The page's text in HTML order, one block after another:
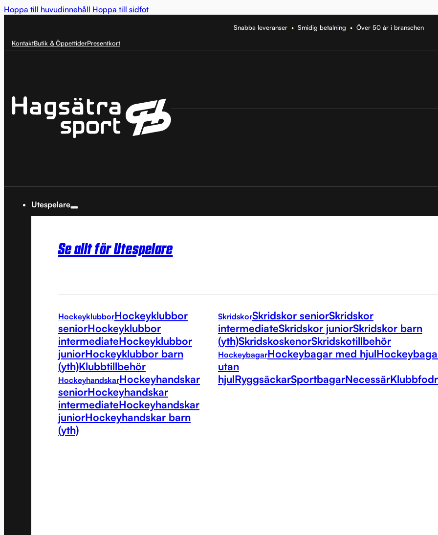
Hoppa till huvudinnehåll Hoppa till sidfot
Snabba leveranser •Smidig betalning •Över 50 år i branschen
KontaktButik & ÖppettiderPresentkort
Utespelare
Se allt för Utespelare
HockeyklubborHockeyklubbor
seniorHockeyklubbor
intermediateHockeyklubbor
juniorHockeyklubbor barn
(yth)Klubbtillbehör
HockeyhandskarHockeyhandskar
seniorHockeyhandskar
intermediateHockeyhandskar
juniorHockeyhandskar barn
(yth)
SkridskorSkridskor seniorSkridskor
intermediateSkridskor juniorSkridskor barn
(yth)SkridskoskenorSkridskotillbehör
HockeybagarHockeybagar med hjul
utan
hjulRyggsäckarSportbagarNecessär